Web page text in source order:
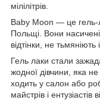
мілілітрів.
Baby Moon — це гель-
Польщі. Вони
відтінки, не
Гель лаки стали
жодної дівчини, яка
ходить у салон або
майстрів і